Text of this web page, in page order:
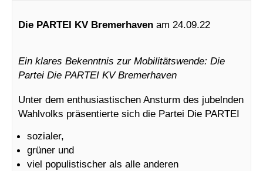
Die PARTEI KV Bremerhaven am 24.09.22
Ein klares Bekenntnis zur Mobilitätswende: Die
Partei Die PARTEI KV Bremerhaven
Unter dem enthusiastischen Ansturm des jubelnden
Wahlvolks präsentierte sich die Partei Die PARTEI
sozialer,
grüner und
viel populistischer als alle anderen